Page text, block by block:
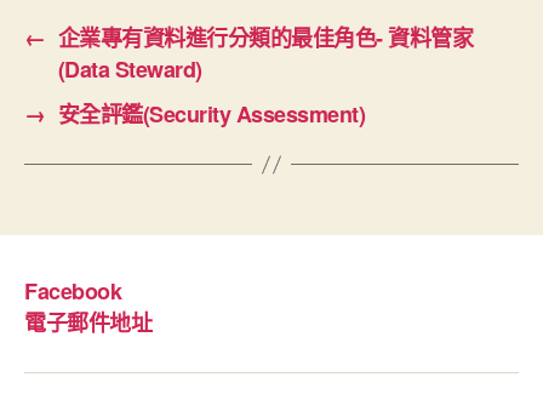
← 企業專有資料進行分類的最佳角色- 資料管家
(Data Steward)
→ 安全評鑑(Security Assessment)
Facebook
電子郵件地址